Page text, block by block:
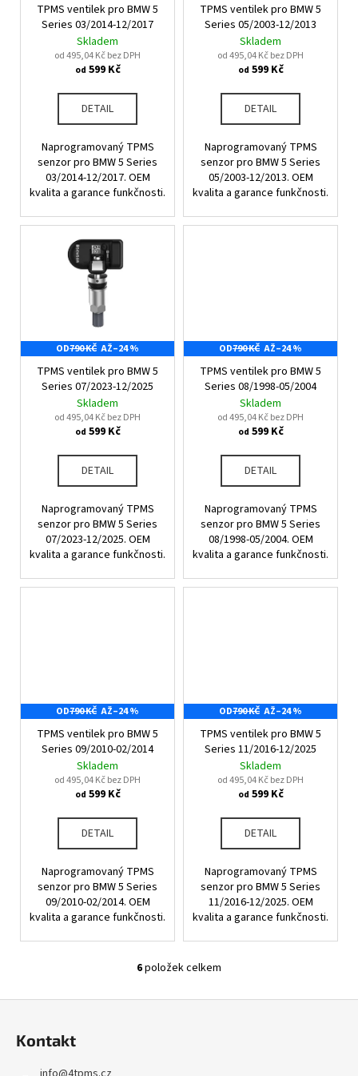
TPMS ventilek pro BMW 5
Series 03/2014-12/2017
Skladem
od 495,04 Kč bez DPH
od 599 Kč
DETAIL
Naprogramovaný TPMS
senzor pro BMW 5 Series
03/2014-12/2017. OEM
kvalita a garance funkčnosti.
TPMS ventilek pro BMW 5
Series 05/2003-12/2013
Skladem
od 495,04 Kč bez DPH
od 599 Kč
DETAIL
Naprogramovaný TPMS
senzor pro BMW 5 Series
05/2003-12/2013. OEM
kvalita a garance funkčnosti.
OD790 KČ AŽ–24 %
TPMS ventilek pro BMW 5
Series 07/2023-12/2025
Skladem
od 495,04 Kč bez DPH
od 599 Kč
DETAIL
Naprogramovaný TPMS
senzor pro BMW 5 Series
07/2023-12/2025. OEM
kvalita a garance funkčnosti.
OD790 KČ AŽ–24 %
TPMS ventilek pro BMW 5
Series 08/1998-05/2004
Skladem
od 495,04 Kč bez DPH
od 599 Kč
DETAIL
Naprogramovaný TPMS
senzor pro BMW 5 Series
08/1998-05/2004. OEM
kvalita a garance funkčnosti.
OD790 KČ AŽ–24 %
TPMS ventilek pro BMW 5
Series 09/2010-02/2014
Skladem
od 495,04 Kč bez DPH
od 599 Kč
DETAIL
Naprogramovaný TPMS
senzor pro BMW 5 Series
09/2010-02/2014. OEM
kvalita a garance funkčnosti.
OD790 KČ AŽ–24 %
TPMS ventilek pro BMW 5
Series 11/2016-12/2025
Skladem
od 495,04 Kč bez DPH
od 599 Kč
DETAIL
Naprogramovaný TPMS
senzor pro BMW 5 Series
11/2016-12/2025. OEM
kvalita a garance funkčnosti.
O
6položek celkem
HLEDAT
u
č
Kontakt